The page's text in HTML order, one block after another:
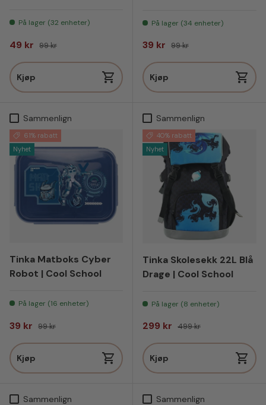
På lager (32 enheter)
Salgspris
49 kr Vanlig pris
99 kr
Kjøp
På lager (34 enheter)
Salgspris
39 kr Vanlig pris
99 kr
Kjøp
Sammenlign
61% rabatt
Nyhet
Tinka Matboks Cyber
Robot | Cool School
På lager (16 enheter)
Salgspris
39 kr Vanlig pris
99 kr
Kjøp
Sammenlign
40% rabatt
Nyhet
Tinka Skolesekk 22L Blå
Drage | Cool School
På lager (8 enheter)
Salgspris
299 kr Vanlig pris
499 kr
Kjøp
Sammenlign Sammenlign